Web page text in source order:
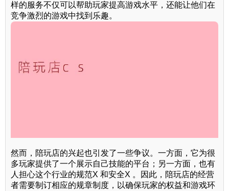
样的服务不仅可以帮助玩家提高游戏水平，还能让他们在
竞争激烈的游戏中找到乐趣。
然而，陪玩店的兴起也引发了一些争议。一方面，它为很
多玩家提供了一个展示自己技能的平台；另一方面，也有
人担心这个行业的规范X 和安全X 。因此，陪玩店的经营
者需要制订相应的规章制度，以确保玩家的权益和游戏环